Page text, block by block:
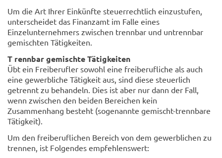
Um die Art Ihrer Einkünfte steuerrechtlich einzustufen,
unterscheidet das Finanzamt im Falle eines
Einzelunternehmers zwischen trennbar und untrennbar
gemischten Tätigkeiten.
T rennbar gemischte Tätigkeiten
Übt ein Freiberufler sowohl eine freiberufliche als auch
eine gewerbliche Tätigkeit aus, sind diese steuerlich
getrennt zu behandeln. Dies ist aber nur dann der Fall,
wenn zwischen den beiden Bereichen kein
Zusammenhang besteht (sogenannte gemischt-trennbare
Tätigkeit).
Um den freiberuflichen Bereich von dem gewerblichen zu
trennen, ist Folgendes empfehlenswert: